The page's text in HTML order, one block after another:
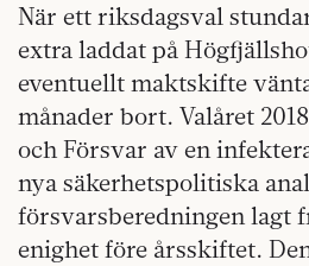
När ett riksdagsval
extra laddat på
eventuellt maktskifte
månader bort. Valåret
och Försvar av en
nya säkerhetspolitiska
försvarsberedningen lagt
enighet före årsskiftet.